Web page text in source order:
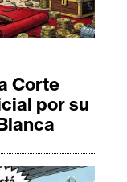
Corte
por su